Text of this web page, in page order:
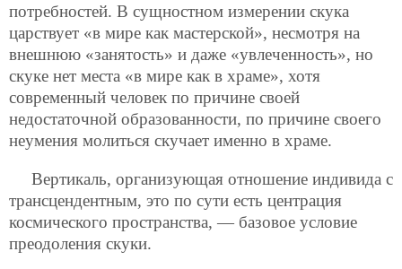
потребностей. В сущностном измерении скука
царствует «в мире как мастерской», несмотря на
внешнюю «занятость» и даже «увлеченность», но
скуке нет места «в мире как в храме», хотя
современный человек по причине своей
недостаточной образованности, по причине своего
неумения молиться скучает именно в храме.
Вертикаль, организующая отношение индивида с
трансцендентным, это по сути есть центрация
космического пространства, — базовое условие
преодоления скуки.